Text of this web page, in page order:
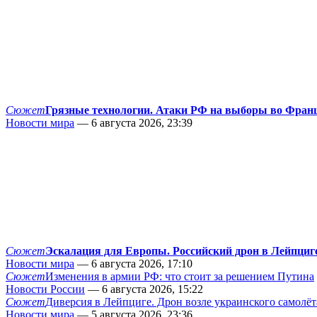
СюжетГрязные технологии. Атаки РФ на выборы во
Новости мира — 6 августа 2026, 23:39
СюжетЭскалация для Европы. Российский дрон в
Новости мира — 6 августа 2026, 17:10
СюжетИзменения в армии РФ: что стоит за решением Путина
Новости России — 6 августа 2026, 15:22
СюжетДиверсия в Лейпциге. Дрон возле украинского